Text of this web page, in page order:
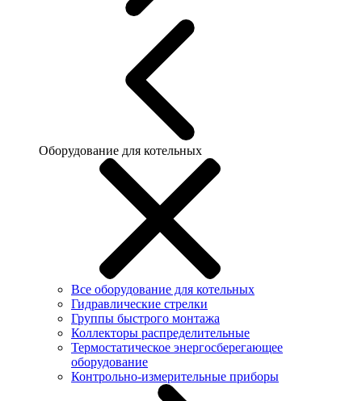
Оборудование для котельных
Все оборудование для котельных
Гидравлические стрелки
Группы быстрого монтажа
Коллекторы распределительные
Термостатическое энергосберегающее
оборудование
Контрольно-измерительные приборы